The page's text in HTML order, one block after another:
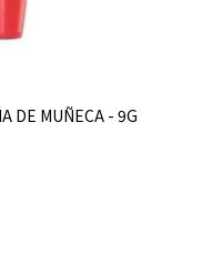
DE MUÑECA - 9G